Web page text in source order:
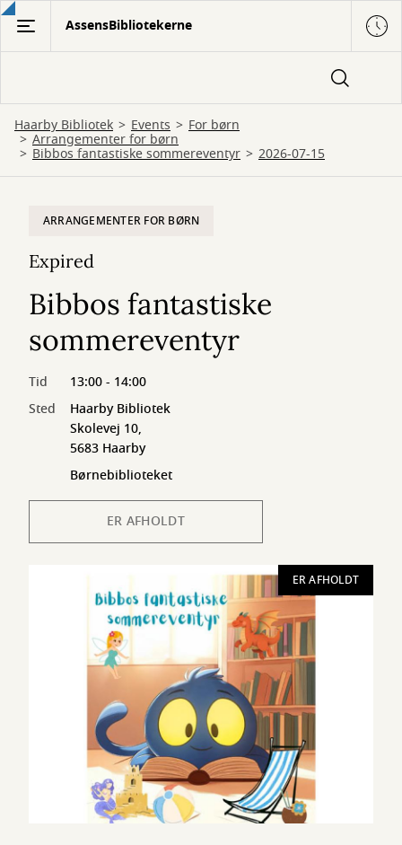
Gå
hovedindhold
AssensBibliotekerne
Haarby Bibliotek Events For børn
Arrangementer for børn
Bibbos fantastiske sommereventyr 2026-07-15
ER AFHOLDT
ARRANGEMENTER FOR BØRN
Expired
Bibbos fantastiske
sommereventyr
Tid
13:00 - 14:00
Sted
Haarby Bibliotek
Skolevej 10,
5683 Haarby
Børnebiblioteket
ER AFHOLDT